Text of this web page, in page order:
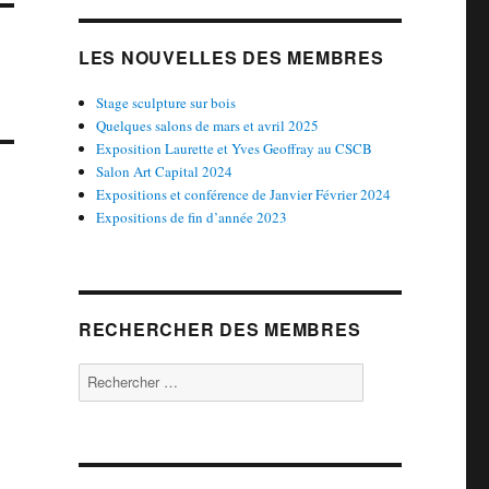
LES NOUVELLES DES MEMBRES
Stage sculpture sur bois
Quelques salons de mars et avril 2025
Exposition Laurette et Yves Geoffray au CSCB
Salon Art Capital 2024
Expositions et conférence de Janvier Février 2024
Expositions de fin d’année 2023
RECHERCHER DES MEMBRES
Rechercher :